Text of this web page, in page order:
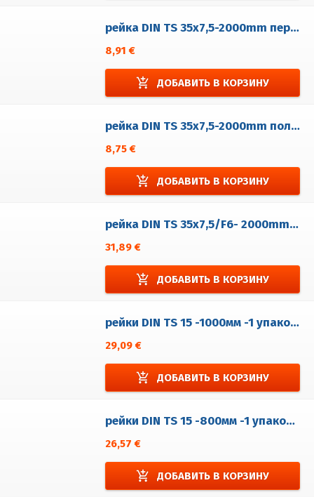
рейка DIN TS 35x7,5-2000mm перфорованá 6,3x18 поцинкованá
8,91 €
add_shopping_cart ДОБАВИТЬ В КОРЗИНУ
рейка DIN TS 35x7,5-2000mm полный поцинкованá
8,75 €
add_shopping_cart ДОБАВИТЬ В КОРЗИНУ
рейка DIN TS 35x7,5/F6- 2000mm нержавеющей стали
31,89 €
add_shopping_cart ДОБАВИТЬ В КОРЗИНУ
рейки DIN TS 15 -1000мм -1 упаковка = 5 шт.
29,09 €
add_shopping_cart ДОБАВИТЬ В КОРЗИНУ
рейки DIN TS 15 -800мм -1 упаковка = 5 шт.
26,57 €
add_shopping_cart ДОБАВИТЬ В КОРЗИНУ